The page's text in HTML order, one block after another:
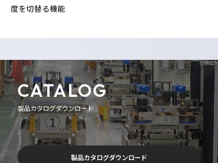
度を切替る機能
CATALOG
製品カタログダウンロード
製品カタログダウンロード